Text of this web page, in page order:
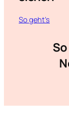
So geht’s